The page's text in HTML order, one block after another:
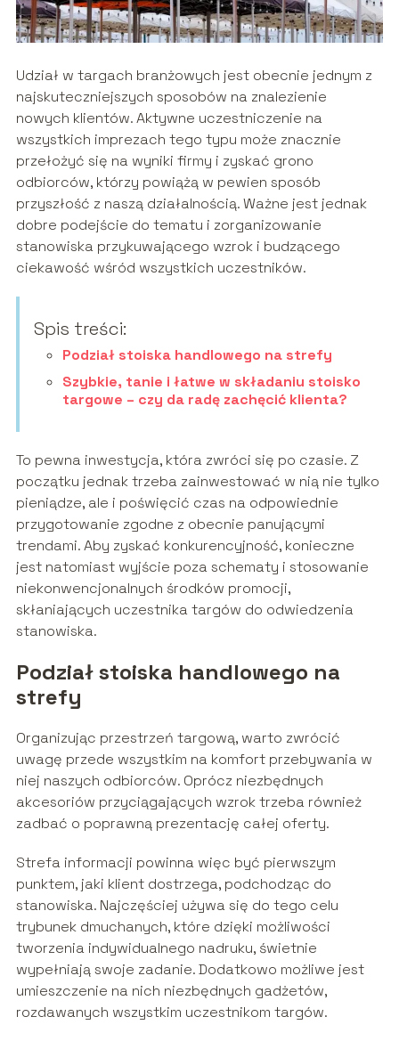
Udział w targach branżowych jest obecnie jednym z
najskuteczniejszych sposobów na znalezienie
nowych klientów. Aktywne uczestniczenie na
wszystkich imprezach tego typu może znacznie
przełożyć się na wyniki firmy i zyskać grono
odbiorców, którzy powiążą w pewien sposób
przyszłość z naszą działalnością. Ważne jest jednak
dobre podejście do tematu i zorganizowanie
stanowiska przykuwającego wzrok i budzącego
ciekawość wśród wszystkich uczestników.
Spis treści:
Podział stoiska handlowego na strefy
Szybkie, tanie i łatwe w składaniu stoisko
targowe – czy da radę zachęcić klienta?
To pewna inwestycja, która zwróci się po czasie. Z
początku jednak trzeba zainwestować w nią nie tylko
pieniądze, ale i poświęcić czas na odpowiednie
przygotowanie zgodne z obecnie panującymi
trendami. Aby zyskać konkurencyjność, konieczne
jest natomiast wyjście poza schematy i stosowanie
niekonwencjonalnych środków promocji,
skłaniających uczestnika targów do odwiedzenia
stanowiska.
Podział stoiska handlowego na
strefy
Organizując przestrzeń targową, warto zwrócić
uwagę przede wszystkim na komfort przebywania w
niej naszych odbiorców. Oprócz niezbędnych
akcesoriów przyciągających wzrok trzeba również
zadbać o poprawną prezentację całej oferty.
Strefa informacji powinna więc być pierwszym
punktem, jaki klient dostrzega, podchodząc do
stanowiska. Najczęściej używa się do tego celu
trybunek dmuchanych, które dzięki możliwości
tworzenia indywidualnego nadruku, świetnie
wypełniają swoje zadanie. Dodatkowo możliwe jest
umieszczenie na nich niezbędnych gadżetów,
rozdawanych wszystkim uczestnikom targów.